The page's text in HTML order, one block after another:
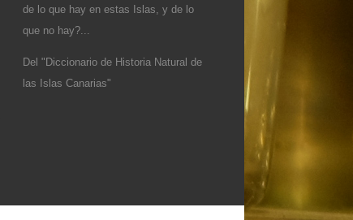
de lo que hay en estas Islas, y de lo
que no hay?...
Del "Diccionario de Historia Natural de
las Islas Canarias"